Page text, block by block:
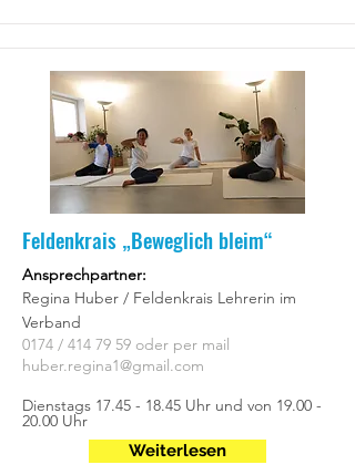
Feldenkrais „Beweglich bleim“
Ansprechpartner:
Regina Huber / Feldenkrais Lehrerin im
Verband
0174 / 414 79 59 oder per mail
huber.regina1@gmail.com
Dienstags 17.45 - 18.45 Uhr und von 19.00 -
20.00 Uhr
Weiterlesen